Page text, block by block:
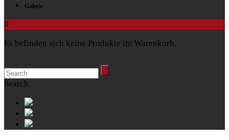
Galerie
0
Es befinden sich keine Produkte im Warenkorb.
Search